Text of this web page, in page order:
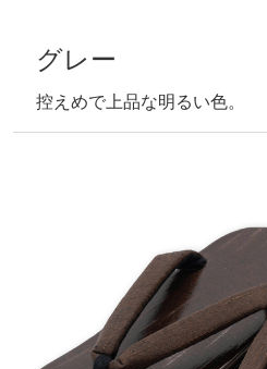
グレー
控えめで上品な明るい色。